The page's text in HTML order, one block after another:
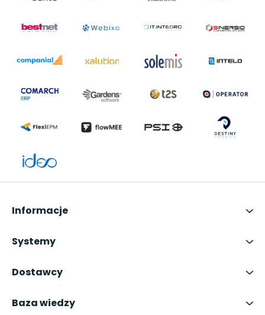
Informacje
Systemy
Dostawcy
Baza wiedzy